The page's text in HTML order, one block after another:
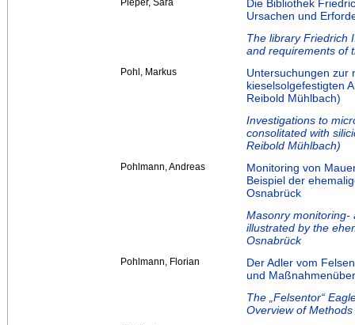
Pieper, Sara
Die Bibliothek
Ursachen und
The library Friedrich
and requirements of
Pohl, Markus
Untersuchungen zur
kieselsolgefestigten
Reibold Mühlbach)
Investigations to
consolitated with
Reibold Mühlbach)
Pohlmann, Andreas
Monitoring von
Beispiel der
Osnabrück
Masonry monitoring-
illustrated by the
Osnabrück
Pohlmann, Florian
Der Adler vom
und
The „Felsentor“
Overview of